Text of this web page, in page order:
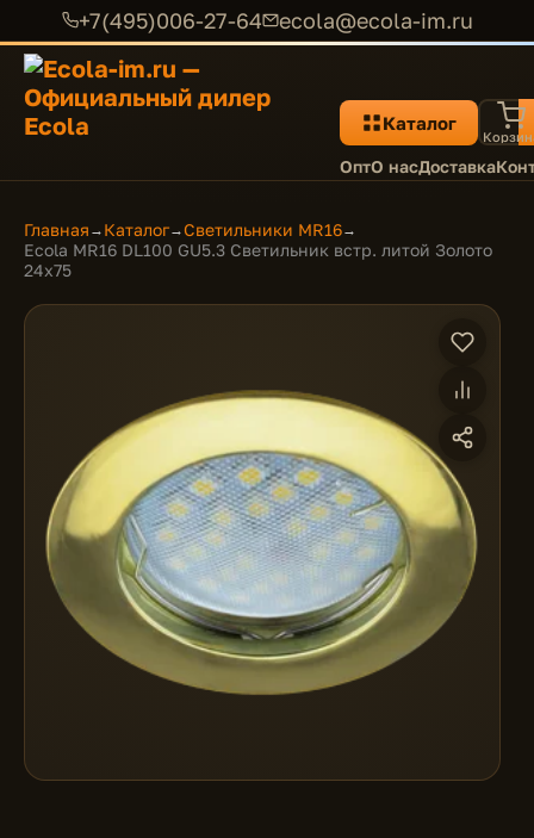
+7(495)006-27-64 ecola@ecola-im.ru
Каталог
ОптО насДоставка
Главная → Каталог→Светильники MR16→
Ecola MR16 DL100 GU5.3 Светильник встр. литой Золото
24x75